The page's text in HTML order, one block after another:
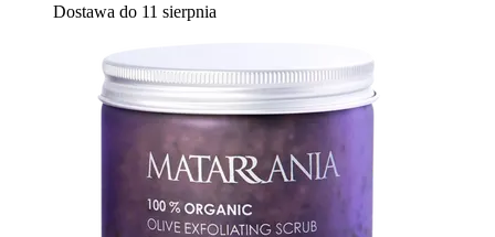
Dostawa do 11 sierpnia